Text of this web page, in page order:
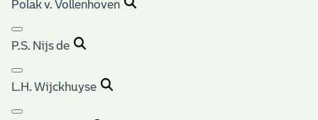
Polak v. Vollenhoven
P.S. Nijs de
L.H. Wijckhuyse